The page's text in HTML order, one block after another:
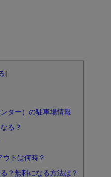
ター）の駐車場情報
る？
トは何時？
？無料になる方法は？